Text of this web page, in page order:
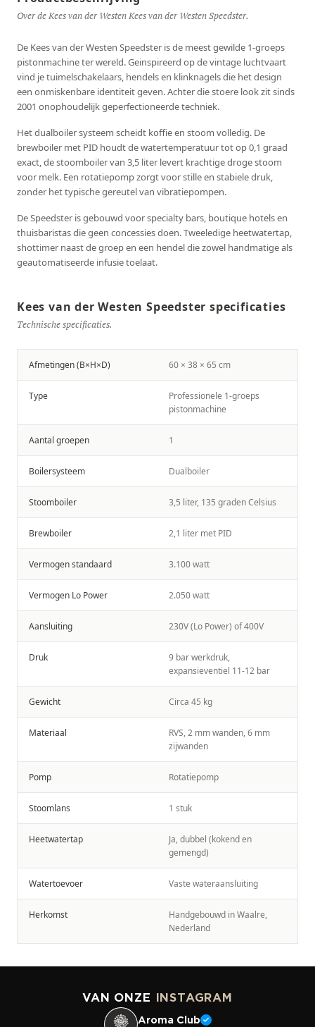
Over de Kees van der Westen Kees van der Westen Speedster.
De Kees van der Westen Speedster is de meest gewilde 1-groeps
pistonmachine ter wereld. Geinspireerd op de vintage luchtvaart
vind je tuimelschakelaars, hendels en klinknagels die het design
een onmiskenbare identiteit geven. Achter die stoere look zit sinds
2001 onophoudelijk geperfectioneerde techniek.
Het dualboiler systeem scheidt koffie en stoom volledig. De
brewboiler met PID houdt de watertemperatuur tot op 0,1 graad
exact, de stoomboiler van 3,5 liter levert krachtige droge stoom
voor melk. Een rotatiepomp zorgt voor stille en stabiele druk,
zonder het typische gereutel van vibratiepompen.
De Speedster is gebouwd voor specialty bars, boutique hotels en
thuisbaristas die geen concessies doen. Tweeledige heetwatertap,
shottimer naast de groep en een hendel die zowel handmatige als
geautomatiseerde infusie toelaat.
Kees van der Westen Speedster specificaties
Technische specificaties.
Afmetingen (B×H×D) 60 × 38 × 65 cm
Type
Professionele 1-groeps
pistonmachine
Aantal groepen 1
Boilersysteem Dualboiler
Stoomboiler 3,5 liter, 135 graden Celsius
Brewboiler 2,1 liter met PID
Vermogen standaard 3.100 watt
Vermogen Lo Power 2.050 watt
Aansluiting 230V (Lo Power) of 400V
Druk
9 bar werkdruk,
expansieventiel 11-12 bar
Gewicht Circa 45 kg
Materiaal
RVS, 2 mm wanden, 6 mm
zijwanden
Pomp Rotatiepomp
Stoomlans 1 stuk
Heetwatertap
Ja, dubbel (kokend en
gemengd)
Watertoevoer Vaste wateraansluiting
Herkomst
Handgebouwd in Waalre,
Nederland
VAN ONZE INSTAGRAM
Aroma Club